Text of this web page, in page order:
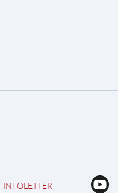
INFOLETTER